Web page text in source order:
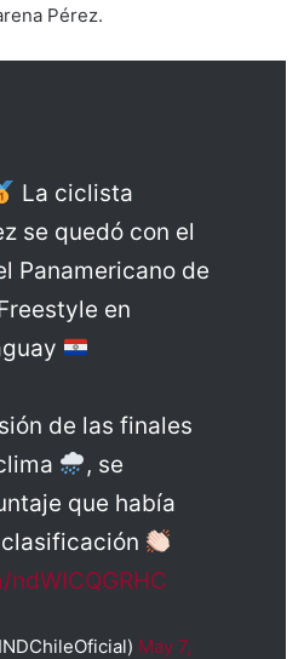
Pérez.
La ciclista
se quedó con el
Panamericano de
en
de las finales
, se
que había
May 7,